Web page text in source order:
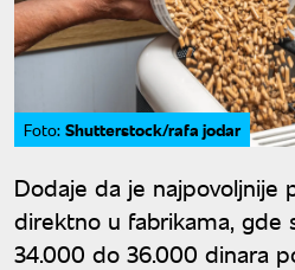
Foto: Shutterstock/rafa jodar
Dodaje da je najpovoljnije
direktno u fabrikama, gde
34.000 do 36.000 dinara